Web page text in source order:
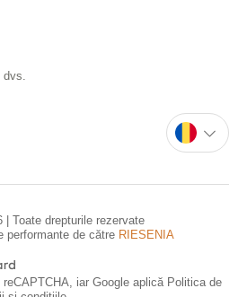
dvs.
Toate drepturile rezervate
performante de către RIESENIA
iar Google aplică Politica de